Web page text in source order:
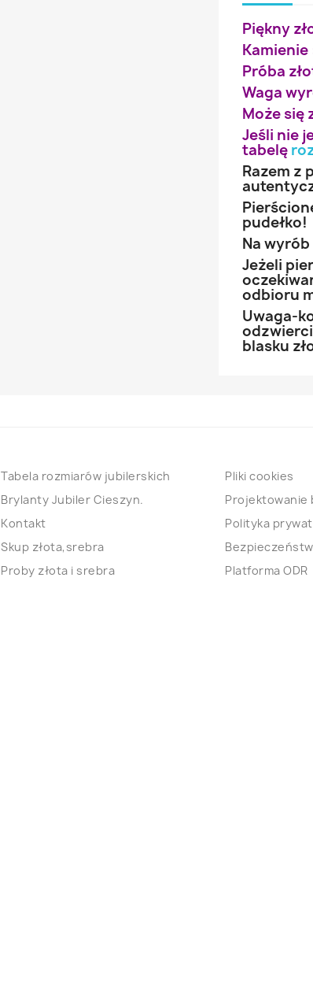
Piękny
Kamienie
Próba
Waga
Może się
Jeśli nie
tabelę
Razem z
pudełko!
Na
Jeżeli
odbioru
Uwaga-
blasku
Tabela rozmiarów jubilerskich
Brylanty Jubiler Cieszyn.
Kontakt
Skup złota,srebra
Proby złota i srebra
Pliki cookies
Projektowanie
Polityka
Platforma ODR